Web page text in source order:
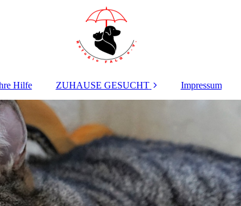
Hilfe ZUHAUSE GESUCHT
WELPEN +
JUNGHUNDE
Impressum